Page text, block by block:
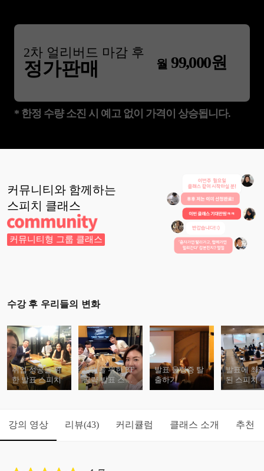
2차 얼리버드 마감 후
정가판매 월 99,000원
* 한정 수량 소진 시 예고 없이 가격이 상승됩니다.
커뮤니티와 함께하는
스피치 클래스
커뮤니티형 그룹 클래스
수강 후 우리들의 변화
취업 성공을 위
한 발표 스피치
창업을 위한 PT
공략 발표 스피
치
발표 울렁증 탈
출하기
발표에 최
된 스피치
스
강의 영상 리뷰(43) 커리큘럼 클래스 소개 추천